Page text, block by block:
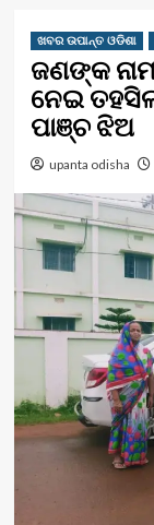
ଖବର ଉପାନ୍ତ ଓଡିଶା
ଜଣଙ୍କ
ନେଇ
ପାଞ୍ଚ ଝିଅ
upanta odisha